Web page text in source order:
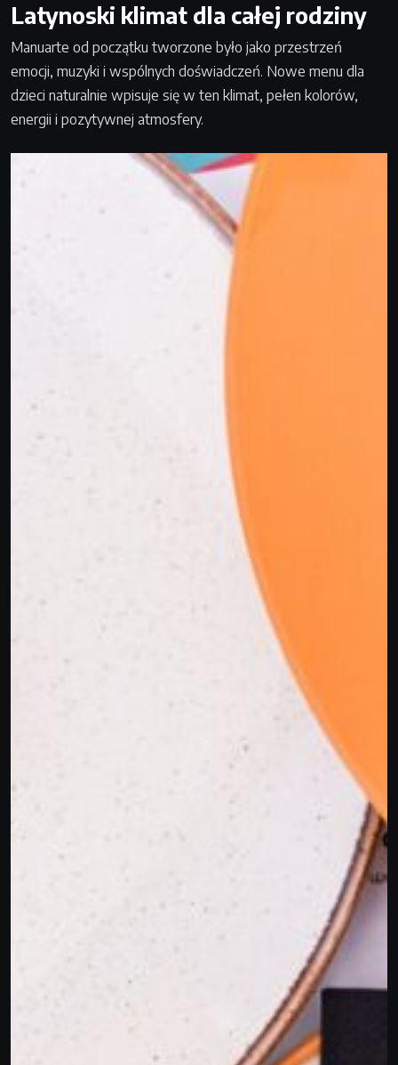
Latynoski klimat dla całej rodziny
Manuarte od początku tworzone było jako przestrzeń
emocji, muzyki i wspólnych doświadczeń. Nowe menu dla
dzieci naturalnie wpisuje się w ten klimat, pełen kolorów,
energii i pozytywnej atmosfery.